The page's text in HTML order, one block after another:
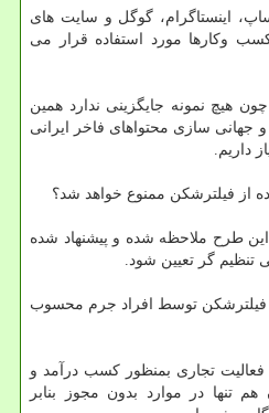
اینستاگرام، گوگل و سایت های
وکارها مورد استفاده قرار می
هیچ نمونه جایگزینی ندارد همین
و جهانی سازی محتواهای فاخر ایرانی
داریم.
طرح ملاحظه شده و پیشنهاد شده
گر تعیین شود.
فیلترشکن توسط افراد جرم محسوب
۳۳ طرح، فقط فعالیت تجاری بمنظور کسب درآمد و
تنها در موارد بدون مجوز بنابر